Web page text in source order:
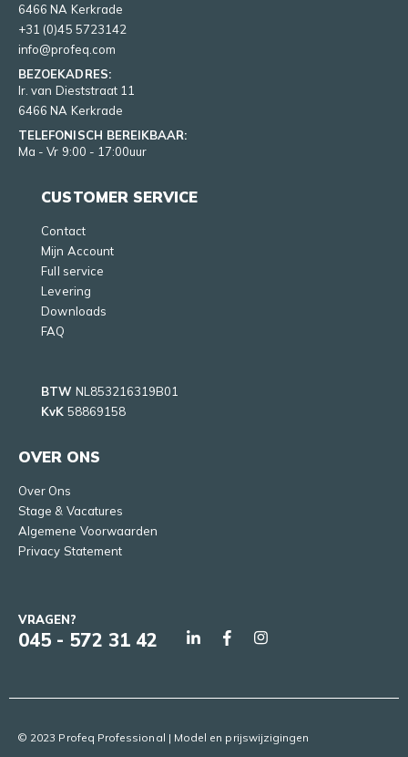
6466 NA Kerkrade
+31 (0)45 5723142
info@profeq.com
BEZOEKADRES:
Ir. van Dieststraat 11
6466 NA Kerkrade
TELEFONISCH BEREIKBAAR:
Ma - Vr 9:00 - 17:00uur
CUSTOMER SERVICE
Contact
Mijn Account
Full service
Levering
Downloads
FAQ
BTW NL853216319B01
KvK 58869158
OVER ONS
Over Ons
Stage & Vacatures
Algemene Voorwaarden
Privacy Statement
VRAGEN?
045 - 572 31 42
© 2023 Profeq Professional | Model en prijswijzigingen